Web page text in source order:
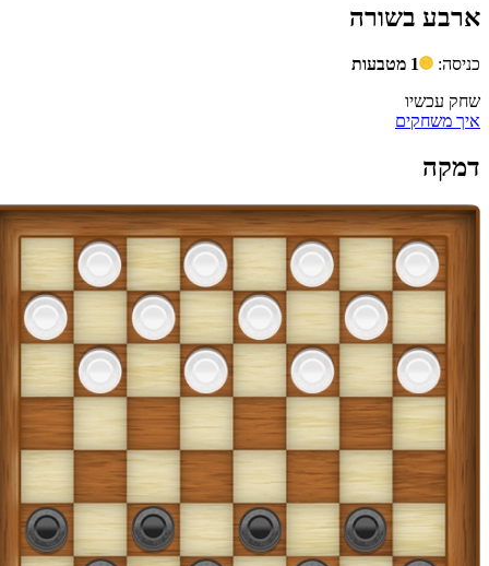
ארבע בשורה
כניסה:
1 מטבעות
שחק עכשיו
איך משחקים
דמקה